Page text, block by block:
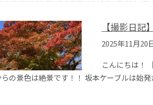
【撮影日記
2025年11月20
こんにちは！
らの景色は絶景です！！ 坂本ケーブルは始